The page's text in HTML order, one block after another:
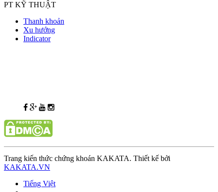
PT KỸ THUẬT
Thanh khoản
Xu hướng
Indicator
Trang kiến thức chứng khoán KAKATA. Thiết kế bởi
KAKATA.VN
Tiếng Việt